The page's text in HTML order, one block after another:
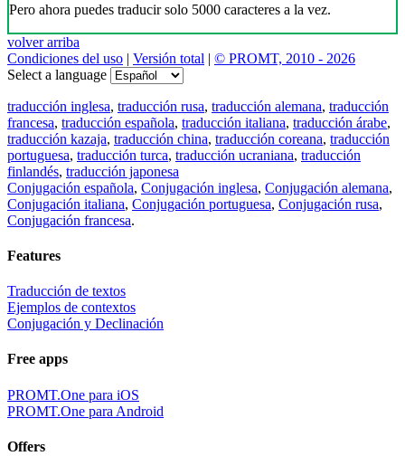
Pero ahora puedes traducir solo 5000 caracteres a la vez.
volver arriba
Condiciones del uso | Versión total | © PROMT, 2010 - 2026
Select a language
traducción inglesa, traducción rusa, traducción alemana, traducción
francesa, traducción española, traducción italiana, traducción árabe,
traducción kazaja, traducción china, traducción coreana, traducción
portuguesa, traducción turca, traducción ucraniana, traducción
finlandés, traducción japonesa
Conjugación española, Conjugación inglesa, Conjugación alemana,
Conjugación italiana, Conjugación portuguesa, Conjugación rusa,
Conjugación francesa.
Features
Traducción de textos
Ejemplos de contextos
Conjugación y Declinación
Free apps
PROMT.One para iOS
PROMT.One para Android
Offers